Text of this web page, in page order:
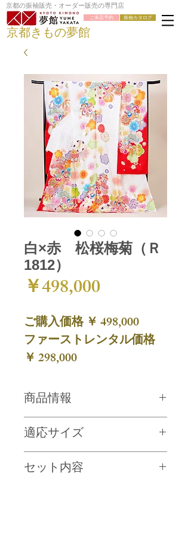
ご来店予約
京都の振袖販売・オーダー販売の専門店
京都きもの夢館
振袖カタログ
白×赤 松桜梅菊（Ｒ
1812）
￥498,000価
格
ご購入価格 ￥ 498,000
ファーストレンタル価格
￥ 298,000
商品情報
白と赤の地に、松や桜に梅・菊の柄
を華やかに表現したお振袖です。彩
り美しいお着物です。
正絹100%
適応サイズ
身長 約 155 ～ 178 cm
バスト 100 cm/ ヒップ 100 cmまで
セット内容